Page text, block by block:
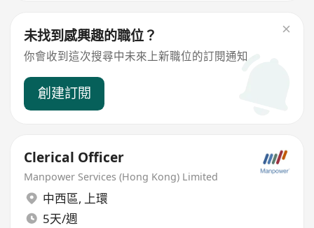
未找到感興趣的職位？
你會收到這次搜尋中未來上新職位的訂閱通知
創建訂閱
Clerical Officer
Manpower Services (Hong Kong) Limited
中西區, 上環
5天/週